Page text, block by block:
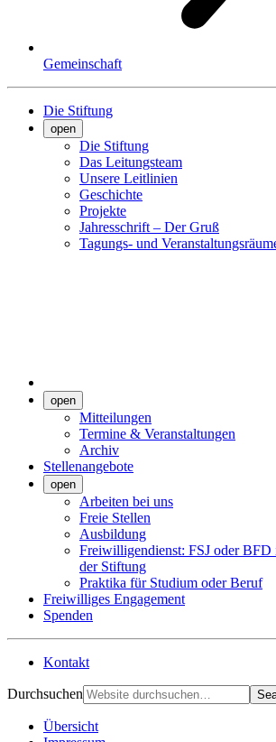
Gemeinschaft
Die Stiftung
open
Die Stiftung
Das Leitungsteam
Unsere Leitlinien
Geschichte
Projekte
Jahresschrift – Der Gruß
Tagungs- und
open
Mitteilungen
Termine & Veranstaltungen
Archiv
Stellenangebote
open
Arbeiten bei uns
Freie Stellen
Ausbildung
Freiwilligendienst: FSJ oder BFD
der Stiftung
Praktika für Studium oder Beruf
Freiwilliges Engagement
Spenden
Kontakt
Durchsuchen
Übersicht